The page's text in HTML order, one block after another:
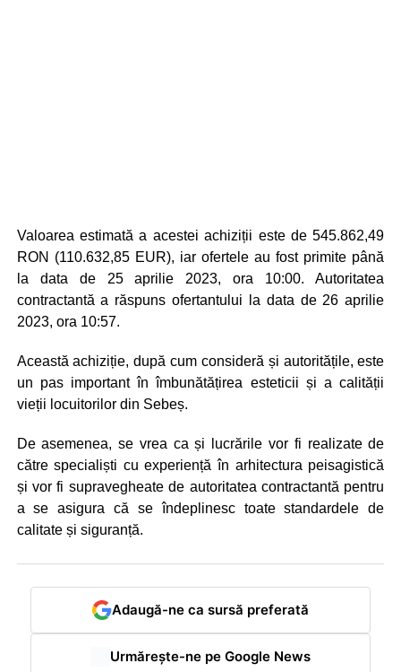
Valoarea estimată a acestei achiziții este de 545.862,49
RON (110.632,85 EUR), iar ofertele au fost primite până
la data de 25 aprilie 2023, ora 10:00. Autoritatea
contractantă a răspuns ofertantului la data de 26 aprilie
2023, ora 10:57.
Această achiziție, după cum consideră și autoritățile, este
un pas important în îmbunătățirea esteticii și a calității
vieții locuitorilor din Sebeș.
De asemenea, se vrea ca și lucrările vor fi realizate de
către specialiști cu experiență în arhitectura peisagistică
și vor fi supravegheate de autoritatea contractantă pentru
a se asigura că se îndeplinesc toate standardele de
calitate și siguranță.
Adaugă-ne ca sursă preferată
Urmărește-ne pe Google News